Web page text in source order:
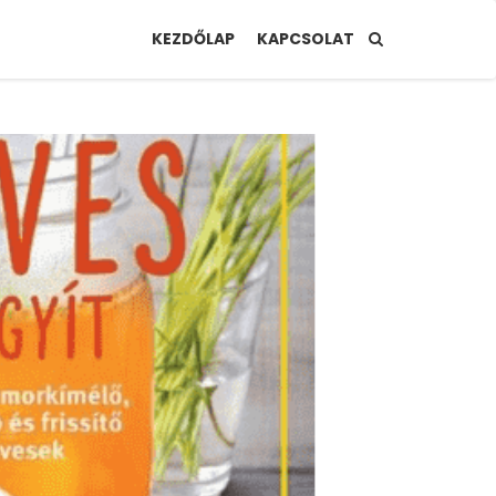
KEZDŐLAP KAPCSOLAT